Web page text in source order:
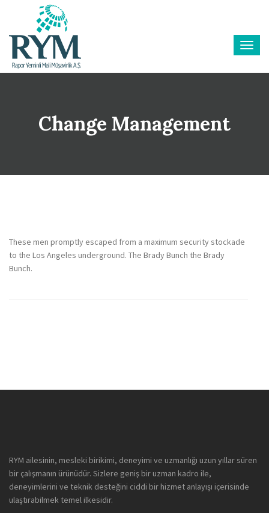
Change Management
These men promptly escaped from a maximum security stockade
to the Los Angeles underground. The Brady Bunch the Brady
Bunch.
RYM ailesinin, mesleki birikimi, deneyimi ve uzmanlığı uzun yıllar süren
bir çalışmanın ürünüdür. Sizlere geniş bir uzman kadro ile,
deneyimlerini ve teknik desteğini ciddi bir hizmet anlayışı içerisinde
ulaştırabilmek temel ilkesidir.